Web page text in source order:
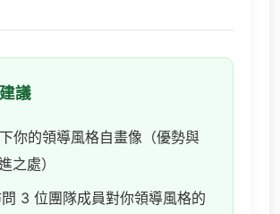
議
你的領導風格自畫像（優勢與
之處）
3 位團隊成員對你領導風格的